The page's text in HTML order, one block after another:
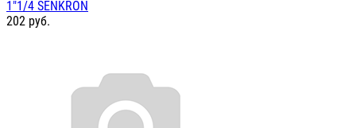
1"1/4 SENKRON
202 руб.